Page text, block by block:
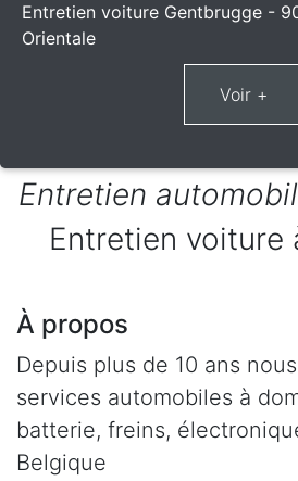
Entretien voiture Gentbrugge -
Orientale
Entretien
Entretien voiture
À propos
Depuis plus de 10 ans
services automobiles à
batterie, freins,
Belgique